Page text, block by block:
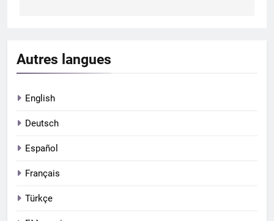
Autres langues
English
Deutsch
Español
Français
Türkçe